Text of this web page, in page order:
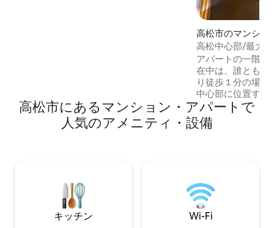
屋は3F・エレベーターなし・階段です ・
マンション3Fの1室貸切 ・ダブルサイズベ
ッド×1台（横幅140cm） ・高速Wi-Fi完備
庫 ・電子レンジ ・コンロ ・ケトル ・ト
ースター ・基本的な調理器具（鍋・フラ
イパン・油・塩・こしょうなど） ・食
高松市のマンショ
ート
高松中心部/最大3
クセス良好/駐車
ベッド/舟形天上
アパートの一階に
在中は、誰とも共有し
り徒歩１分の場所にあ
中心部に位置する
です。 ▪️徒歩８
す。 飲食や、シ
ランドショップも
す。 キッチンに
蔵庫、レンジ、ト
飯器もあり、自炊
には、シャンプー
高松市にあるマンション・アパートで
人気のアメニティ・設備
キッチン Wi-Fi